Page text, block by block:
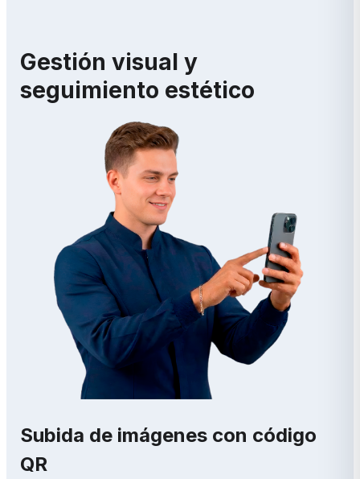
Gestión visual y
seguimiento estético
Subida de imágenes con código
QR